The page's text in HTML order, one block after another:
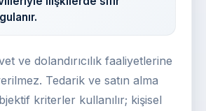
ve dolandırıcılık faaliyetlerine
Tedarik ve satın alma
kriterler kullanılır; kişisel